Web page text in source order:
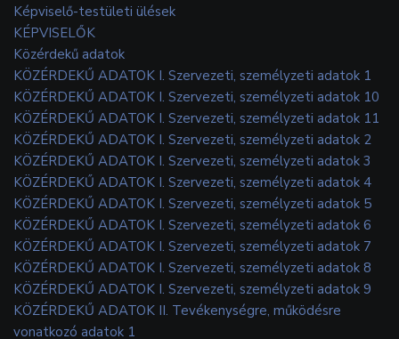
Képviselő-testületi ülések
KÉPVISELŐK
Közérdekű adatok
KÖZÉRDEKŰ ADATOK I. Szervezeti, személyzeti adatok 1
KÖZÉRDEKŰ ADATOK I. Szervezeti, személyzeti adatok 10
KÖZÉRDEKŰ ADATOK I. Szervezeti, személyzeti adatok 11
KÖZÉRDEKŰ ADATOK I. Szervezeti, személyzeti adatok 2
KÖZÉRDEKŰ ADATOK I. Szervezeti, személyzeti adatok 3
KÖZÉRDEKŰ ADATOK I. Szervezeti, személyzeti adatok 4
KÖZÉRDEKŰ ADATOK I. Szervezeti, személyzeti adatok 5
KÖZÉRDEKŰ ADATOK I. Szervezeti, személyzeti adatok 6
KÖZÉRDEKŰ ADATOK I. Szervezeti, személyzeti adatok 7
KÖZÉRDEKŰ ADATOK I. Szervezeti, személyzeti adatok 8
KÖZÉRDEKŰ ADATOK I. Szervezeti, személyzeti adatok 9
KÖZÉRDEKŰ ADATOK II. Tevékenységre, működésre
vonatkozó adatok 1